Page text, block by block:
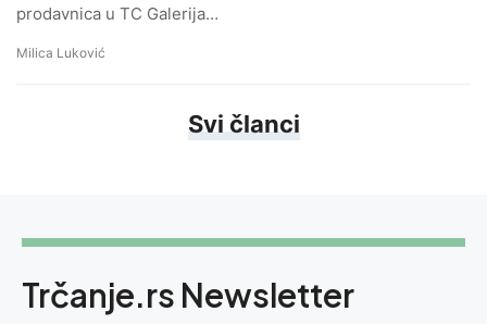
prodavnica u TC Galerija…
Milica Luković
Svi članci
Trčanje.rs Newsletter